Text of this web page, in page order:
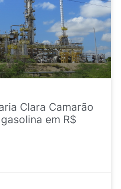
Clara Camarão
em R$